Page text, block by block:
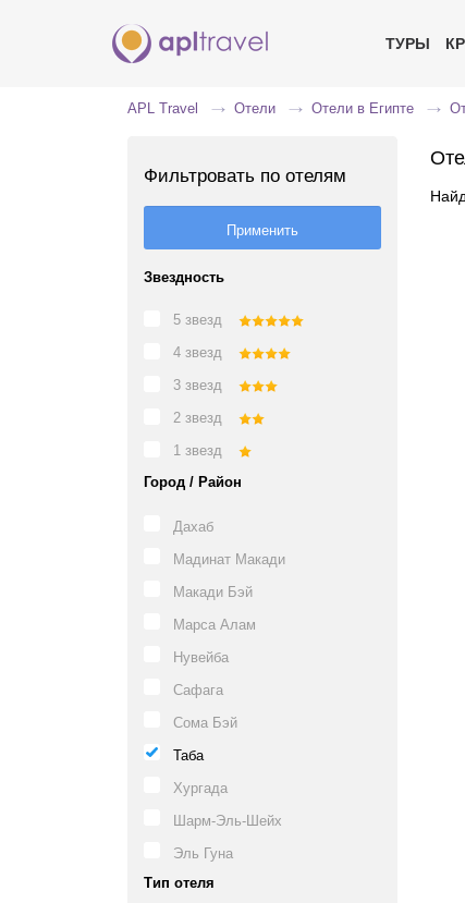
ТУРЫ
APL Travel Отели Отели в Египте
Фильтровать по отелям
Звездность
5 звезд
4 звезд
3 звезд
2 звезд
1 звезд
Город / Район
Дахаб
Мадинат Макади
Макади Бэй
Марса Алам
Нувейба
Сафага
Сома Бэй
Таба
Хургада
Шарм-Эль-Шейх
Эль Гуна
Тип отеля